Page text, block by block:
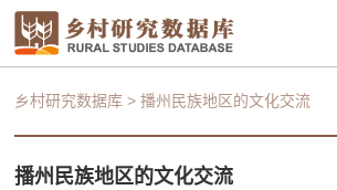
乡村研究数据库 >播州民族地区的文化交流
播州民族地区的文化交流